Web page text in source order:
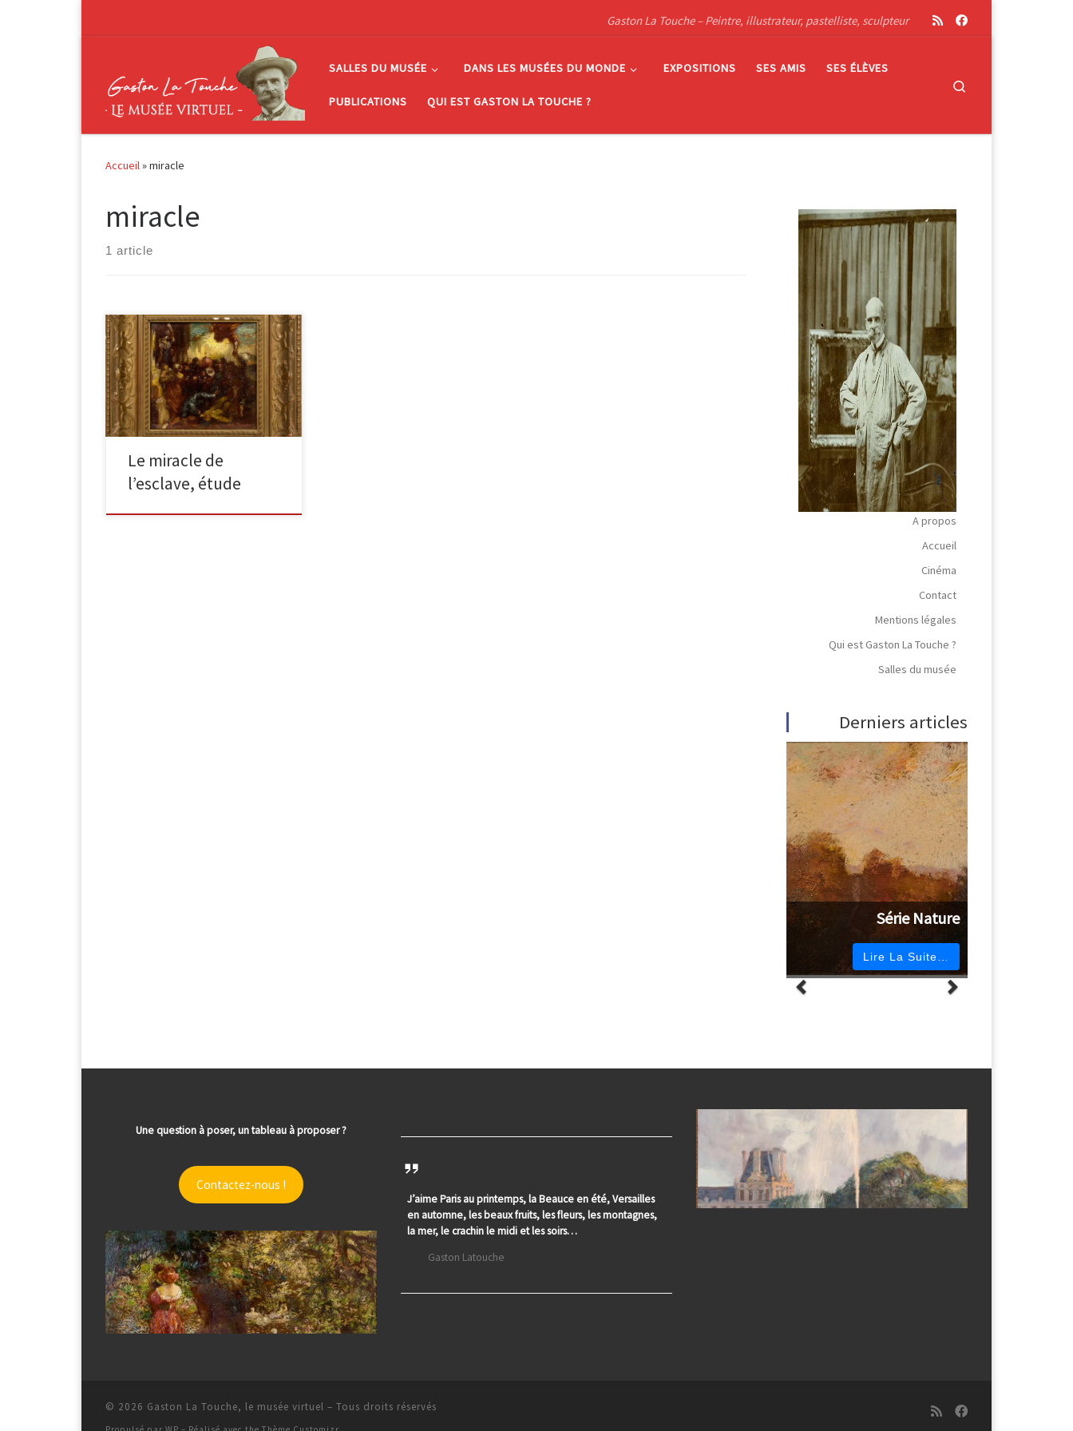
Gaston La Touche – Peintre, illustrateur, pastelliste, sculpteur
SALLES DU MUSÉE DANS LES MUSÉES DU MONDE EXPOSITIONS SES AMIS SES ÉLÈVES
PUBLICATIONS QUI EST GASTON LA TOUCHE ?
Accueil»miracle
miracle
1 article
Le Miracle de l’esclave, d’après
Tintoret Huile sur panneau Signé en
bas à droite G La Touche 15 x 15 […]
Le miracle de
l’esclave, étude
A propos
Accueil
Cinéma
Contact
Mentions légales
Qui est Gaston La Touche ?
Salles du musée
Derniers articles
Série Nature
Lire La Suite…
Une question à poser, un tableau à proposer ?
Contactez-nous !
J’aime Paris au printemps, la Beauce en été, Versailles
en automne, les beaux fruits, les fleurs, les montagnes,
la mer, le crachin le midi et les soirs…
Gaston Latouche
© 2026 Gaston La Touche, le musée virtuel – Tous droits réservés